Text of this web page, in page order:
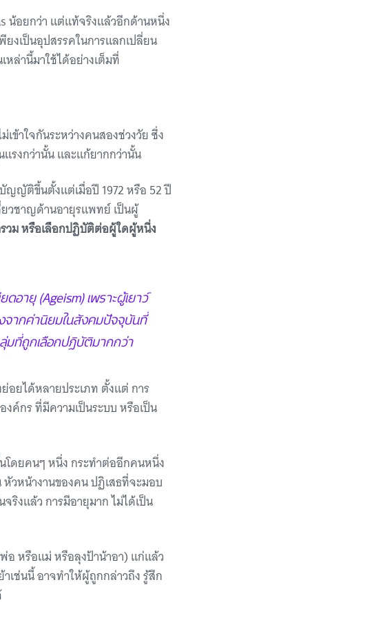
น้อยกว่า แต่แท้จริงแล้วอีกด้านหนึ่ง
งเป็นอุปสรรคในการแลกเปลี่ยน
หล่านี้มาใช้ได้อย่างเต็มที่
ข้าใจกันระหว่างคนสองช่วงวัย ซึ่ง
รงกว่านั้น และแก้ยากกว่านั้น
ญญัติขึ้นตั้งแต่เมื่อปี 1972 หรือ 52 ปี
ยวชาญด้านอายุรแพทย์ เป็นผู้
รวม หรือเลือกปฏิบัติต่อผู้ใดผู้หนึ่ง
ดอายุ (Ageism) เพราะผู้เยาว์
จากค่านิยมในสังคมปัจจุบันที่
มที่ถูกเลือกปฏิบัติมากกว่า
อยได้หลายประเภท ตั้งแต่ การ
ค์กร ที่มีความเป็นระบบ หรือเป็น
โดยคนๆ หนึ่ง กระทำต่ออีกคนหนึ่ง
วหน้างานของคน ปฏิเสธที่จะมอบ
ริงแล้ว การมีอายุมาก ไม่ได้เป็น
อ หรือแม่ หรือลุงป้าน้าอา) แก่แล้ว
เช่นนี้ อาจทำให้ผู้ถูกกล่าวถึง รู้สึก